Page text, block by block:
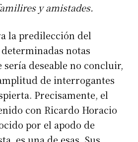
y amistades.
la predilección del
notas
deseable no concluir,
de interrogantes
Precisamente, el
con Ricardo Horacio
por el apodo de